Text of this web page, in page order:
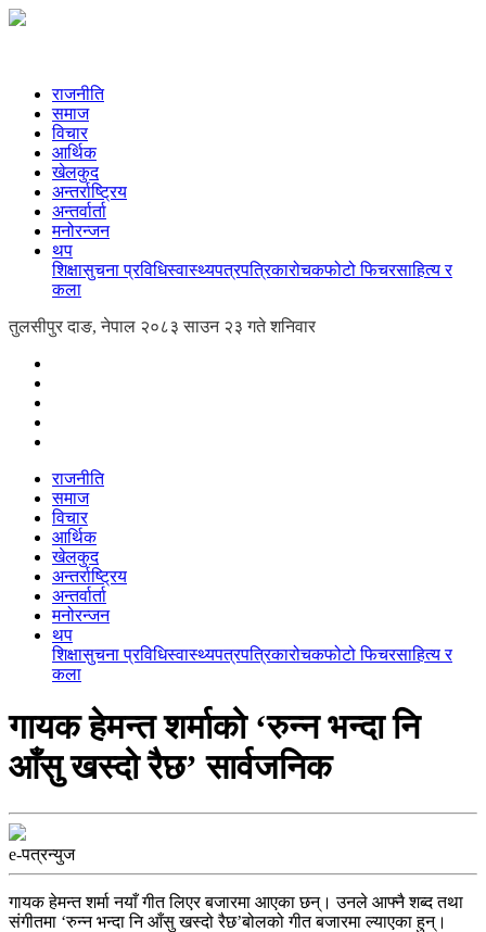
राजनीति
समाज
विचार
आर्थिक
खेलकुद
अन्तर्राष्ट्रिय
अन्तर्वार्ता
मनोरन्जन
थप
शिक्षासुचना प्रविधिस्वास्थ्यपत्रपत्रिकारोचकफोटो फिचरसाहित्य र
कला
तुलसीपुर दाङ, नेपाल २०८३ साउन २३ गते शनिवार
राजनीति
समाज
विचार
आर्थिक
खेलकुद
अन्तर्राष्ट्रिय
अन्तर्वार्ता
मनोरन्जन
थप
शिक्षासुचना प्रविधिस्वास्थ्यपत्रपत्रिकारोचकफोटो फिचरसाहित्य र
कला
गायक हेमन्त शर्माको ‘रुन्न भन्दा नि
आँसु खस्दो रैछ’ सार्वजनिक
e-पत्रन्युज
गायक हेमन्त शर्मा नयाँ गीत लिएर बजारमा आएका छन्। उनले आफ्नै शब्द तथा
संगीतमा ‘रुन्न भन्दा नि आँसु खस्दो रैछ’बोलको गीत बजारमा ल्याएका हुन्।